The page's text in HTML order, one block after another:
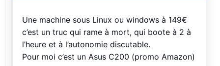
Une machine sous Linux ou windows à 149€
c’est un truc qui rame à mort, qui boote à 2 à
l’heure et à l’autonomie discutable.
Pour moi c’est un Asus C200 (promo Amazon)